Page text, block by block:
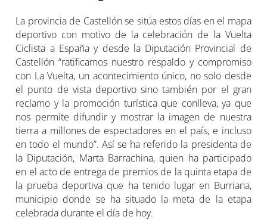
La provincia de Castellón se sitúa estos días en el mapa
deportivo con motivo de la celebración de la Vuelta
Ciclista a España y desde la Diputación Provincial de
Castellón “ratificamos nuestro respaldo y compromiso
con La Vuelta, un acontecimiento único, no solo desde
el punto de vista deportivo sino también por el gran
reclamo y la promoción turística que conlleva, ya que
nos permite difundir y mostrar la imagen de nuestra
tierra a millones de espectadores en el país, e incluso
en todo el mundo”. Así se ha referido la presidenta de
la Diputación, Marta Barrachina, quien ha participado
en el acto de entrega de premios de la quinta etapa de
la prueba deportiva que ha tenido lugar en Burriana,
municipio donde se ha situado la meta de la etapa
celebrada durante el día de hoy.